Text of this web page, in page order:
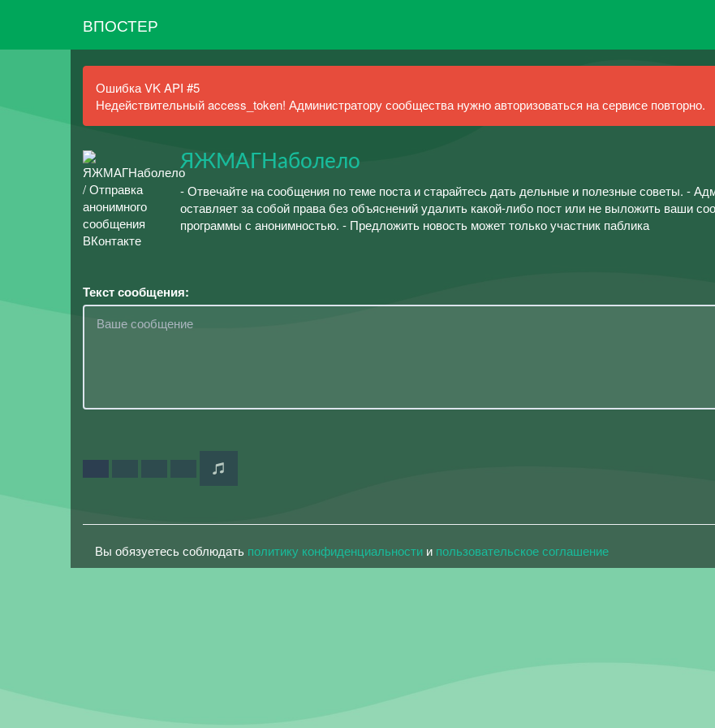
ВПОСТЕР
Ошибка VK API #5
Недействительный access_token! Администратору сообщества нужно авторизоваться на сервисе повторно.
ЯЖМАГНаболело
- Отвечайте на сообщения по теме поста и старайтесь дать дельные и полезные советы. -
оставляет за собой права без объяснений удалить какой-либо пост или не выложить ваши
программы с анонимностью. - Предложить новость может только участник паблика
Текст сообщения:
Вы обязуетесь соблюдать политику конфиденциальности и пользовательское соглашение